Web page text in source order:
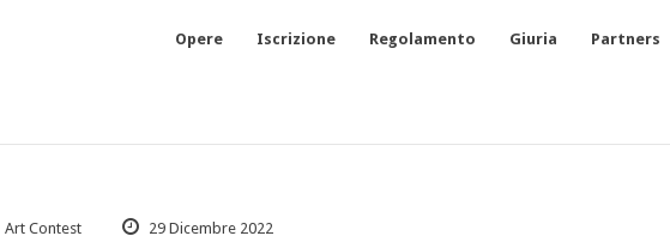
Opere Iscrizione Regolamento Giuria Partners
Art Contest 29 Dicembre 2022